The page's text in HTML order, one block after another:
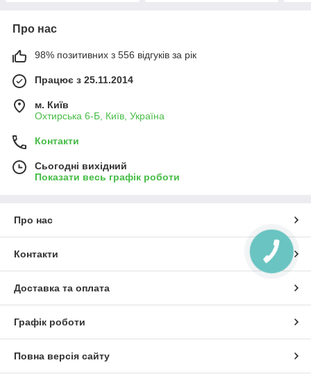
Про нас
98% позитивних з 556 відгуків за рік
Працює з 25.11.2014
м. Київ
Охтирська 6-Б, Київ, Україна
Контакти
Сьогодні вихідний
Показати весь графік роботи
Про нас
Контакти
Доставка та оплата
Графік роботи
Повна версія сайту
КНОПКА
ЗВ'ЯЗКУ